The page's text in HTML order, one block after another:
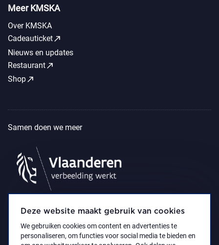
Deze website maakt gebruik van cookies
We gebruiken cookies om content en advertenties te
personaliseren, om functies voor social media te bieden en
Meer KMSKA
Over KMSKA
Cadeauticketcall_made
Nieuws en updates
Restaurantcall_made
Shopcall_made
Samen doen we meer